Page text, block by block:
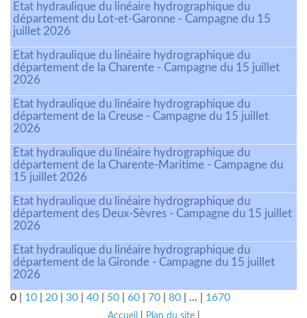
Etat hydraulique du linéaire hydrographique du
département du Lot-et-Garonne - Campagne du 15
juillet 2026
Etat hydraulique du linéaire hydrographique du
département de la Charente - Campagne du 15 juillet
2026
Etat hydraulique du linéaire hydrographique du
département de la Creuse - Campagne du 15 juillet
2026
Etat hydraulique du linéaire hydrographique du
département de la Charente-Maritime - Campagne du
15 juillet 2026
Etat hydraulique du linéaire hydrographique du
département des Deux-Sèvres - Campagne du 15 juillet
2026
Etat hydraulique du linéaire hydrographique du
département de la Gironde - Campagne du 15 juillet
2026
0 10 20 30 40 50 60 70 80 ... 1670
Accueil Plan du site|